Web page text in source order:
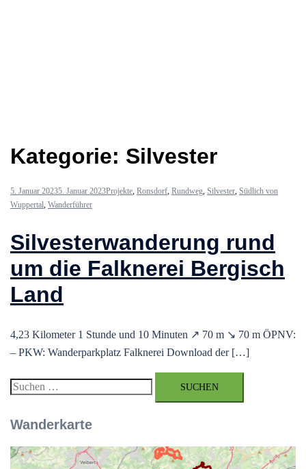
Kategorie: Silvester
5. Januar 20235. Januar 2023Projekte, Ronsdorf, Rundweg, Silvester, Südlich von
Wuppertal, Wanderführer
Silvesterwanderung rund
um die Falknerei Bergisch
Land
4,23 Kilometer 1 Stunde und 10 Minuten ↗ 70 m ↘ 70 m ÖPNV:
– PKW: Wanderparkplatz Falknerei Download der […]
Suchen
Wanderkarte